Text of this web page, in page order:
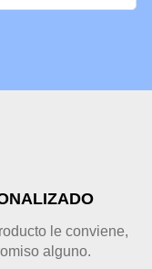
le conviene,
alguno.